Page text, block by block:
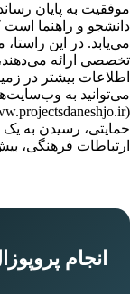
موفقیت به پایان
دانشجو و راهنما است
می‌یابد. در این
تخصصی ارائه
اطلاعات بیشتر در
می‌توانید به
حمایتی، رسیدن به یک
ارتباطات فرهنگی،
انجام